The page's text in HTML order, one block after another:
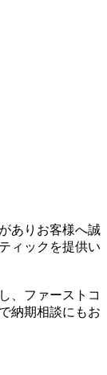
ありお客様へ誠
ィックを提供い
、ファーストコ
納期相談にもお